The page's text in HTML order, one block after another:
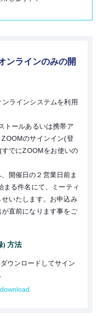
ンラインのみの開
ラインシステムを利用
トールあるいは携帯ア
のサインイン(登
でにZOOMをお使いの
開催日の２営業日前ま
まる件名にて、ミーティ
いたします。お申込み
直前になります事をご
) 方法
ウンロードしてサイン